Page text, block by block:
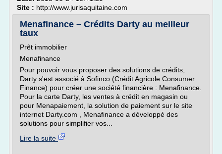
Site : http://www.jurisaquitaine.com
Menafinance – Crédits Darty au meilleur
taux
Prêt immobilier
Menafinance
Pour pouvoir vous proposer des solutions de crédits,
Darty s'est associé à Sofinco (Crédit Agricole Consumer
Finance) pour créer une société financière : Menafinance.
Pour la carte Darty, les ventes à crédit en magasin ou
pour Menapaiement, la solution de paiement sur le site
internet Darty.com , Menafinance a développé des
solutions pour simplifier vos...
Lire la suite